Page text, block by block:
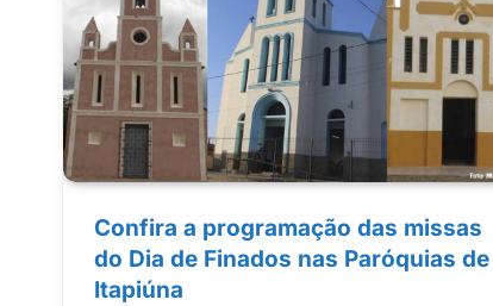
Confira a programação das missas
do Dia de Finados nas Paróquias de
Itapiúna